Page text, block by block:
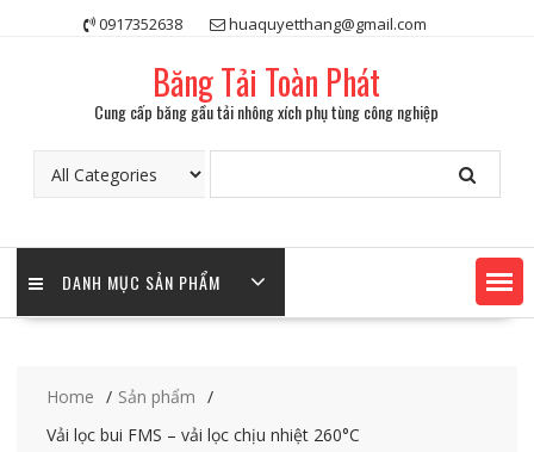
0917352638 huaquyetthang@gmail.com
Băng Tải Toàn Phát
Cung cấp băng gầu tải nhông xích phụ tùng công nghiệp
DANH MỤC SẢN PHẨM
Home
Sản phẩm
Vải lọc bui FMS – vải lọc chịu nhiệt 260°C